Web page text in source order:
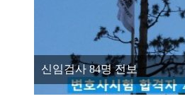
신임검사 84명 전보